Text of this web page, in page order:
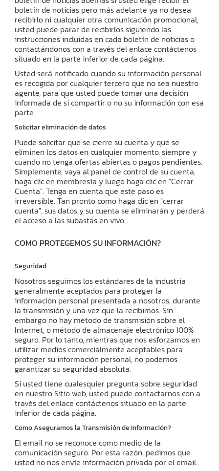
boletín de noticias pero más adelante ya no desea
recibirlo ni cualquier otra comunicación promocional,
usted puede parar de recibirlos siguiendo las
instrucciones incluidas en cada boletín de noticias o
contactándonos con a través del enlace contáctenos
situado en la parte inferior de cada página.
Usted será notificado cuando su información personal
es recogida por cualquier tercero que no sea nuestro
agente, para que usted puede tomar una decisión
informada de si compartir o no su información con esa
parte.
Solicitar eliminación de datos
Puede solicitar que se cierre su cuenta y que se
eliminen los datos en cualquier momento, siempre y
cuando no tenga ofertas abiertas o pagos pendientes.
Simplemente, vaya al panel de control de su cuenta,
haga clic en membresía y luego haga clic en "Cerrar
Cuenta". Tenga en cuenta que este paso es
irreversible. Tan pronto como haga clic en "cerrar
cuenta", sus datos y su cuenta se eliminarán y perderá
el acceso a las subastas en vivo.
COMO PROTEGEMOS SU INFORMACIÓN?
Seguridad
Nosotros seguimos los estándares de la industria
generalmente aceptados para proteger la
información personal presentada a nosotros, durante
la transmisión y una vez que la recibimos. Sin
embargo no hay método de transmisión sobre el
Internet, o método de almacenaje electrónico 100%
seguro. Por lo tanto, mientras que nos esforzamos en
utilizar medios comercialmente aceptables para
proteger su información personal, no podemos
garantizar su seguridad absoluta.
Si usted tiene cualesquier pregunta sobre seguridad
en nuestro Sitio web, usted puede contactarnos con a
través del enlace contáctenos situado en la parte
inferior de cada página.
Como Aseguramos la Transmisión de Información?
El email no se reconoce como medio de la
comunicación seguro. Por esta razón, pedimos que
usted no nos envíe información privada por el email.